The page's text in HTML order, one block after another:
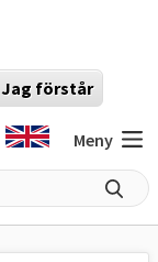
Jag förstår
Meny